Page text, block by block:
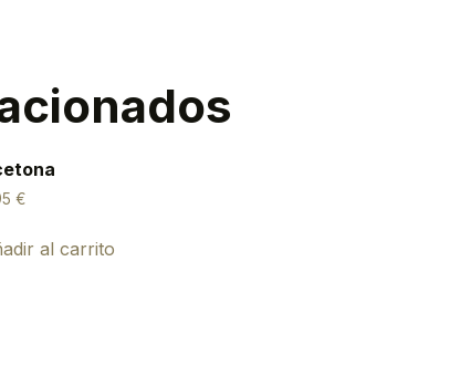
€
al carrito